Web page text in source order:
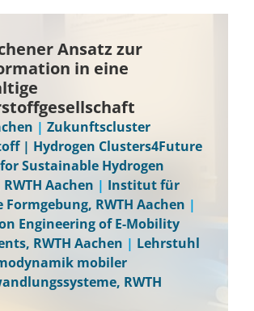
Ansatz zur
in eine
| Zukunftscluster
| Hydrogen Clusters4Future
Sustainable Hydrogen
Aachen | Institut für
Formgebung, RWTH Aachen |
Engineering of E-Mobility
RWTH Aachen | Lehrstuhl
mobiler
RWTH